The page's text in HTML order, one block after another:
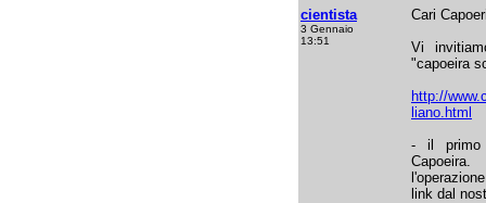
cientista
3 Gennaio
13:51
Cari
Vi
"capoeira
http://
liano.html
- il primo
link dal